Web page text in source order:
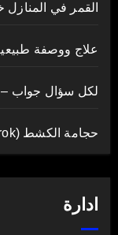
القمر في المنازل خلال عام 2026 _
علاج ووصفة
لكل سؤال جواب –
حجامة الكشط (Kerok) الاندونيسية ذات المنافع السحرية
ادارة